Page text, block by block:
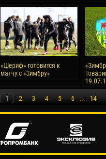
«Шериф» готовится к
матчу с «Зимбру»
1 2 3 4 5 6 ... 14